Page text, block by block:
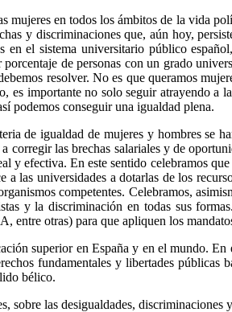
mujeres en todos los ámbitos de la vida
y discriminaciones que, aún hoy,
el sistema universitario público
de personas con un grado
resolver. No es que queramos
importante no solo seguir atrayendo a
podemos conseguir una igualdad plena.
de igualdad de mujeres y hombres se
las brechas salariales y de
y efectiva. En este sentido celebramos
las universidades a dotarlas de los
competentes. Celebramos,
y la discriminación en todas sus
entre otras) para que apliquen los
superior en España y en el mundo.
fundamentales y libertades públicas
bélico.
sobre las desigualdades,